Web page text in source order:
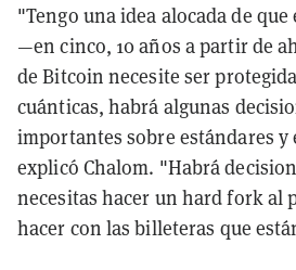
"Tengo una idea alocada de
—en cinco, 10 años a partir de
de Bitcoin necesite ser
cuánticas, habrá algunas
importantes sobre estándares
explicó Chalom. "Habrá
necesitas hacer un hard fork al
hacer con las billeteras que